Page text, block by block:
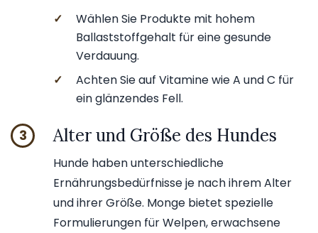
✓
Wählen Sie Produkte mit hohem
Ballaststoffgehalt für eine gesunde
Verdauung.
✓
Achten Sie auf Vitamine wie A und C für
ein glänzendes Fell.
3 Alter und Größe des Hundes
Hunde haben unterschiedliche
Ernährungsbedürfnisse je nach ihrem Alter
und ihrer Größe. Monge bietet spezielle
Formulierungen für Welpen, erwachsene